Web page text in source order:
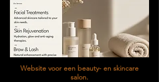
Website voor een beauty- en skincare
salon.